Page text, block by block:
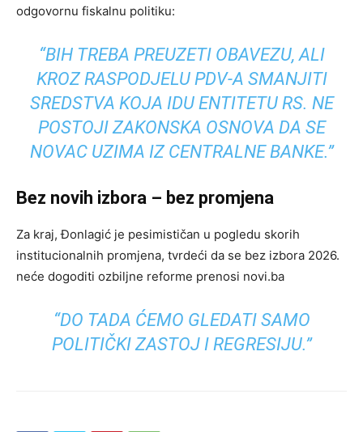
odgovornu fiskalnu politiku:
“BIH TREBA PREUZETI OBAVEZU, ALI
KROZ RASPODJELU PDV-A SMANJITI
SREDSTVA KOJA IDU ENTITETU RS. NE
POSTOJI ZAKONSKA OSNOVA DA SE
NOVAC UZIMA IZ CENTRALNE BANKE.”
Bez novih izbora – bez promjena
Za kraj, Đonlagić je pesimističan u pogledu skorih
institucionalnih promjena, tvrdeći da se bez izbora 2026.
neće dogoditi ozbiljne reforme prenosi novi.ba
“DO TADA ĆEMO GLEDATI SAMO
POLITIČKI ZASTOJ I REGRESIJU.”